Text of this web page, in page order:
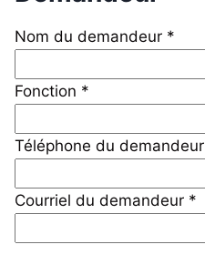
Nom du demandeur *
Fonction *
Téléphone du demandeur
Courriel du demandeur *